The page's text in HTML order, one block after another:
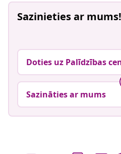
Sazinieties ar mums!
Doties uz Palīdzības
Sazināties ar mums